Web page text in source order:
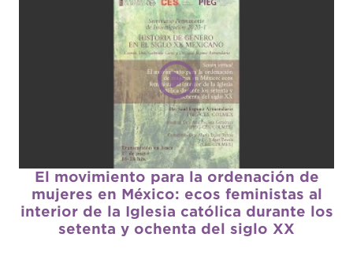
El movimiento para la ordenación de
mujeres en México: ecos feministas al
interior de la Iglesia católica durante los
setenta y ochenta del siglo XX